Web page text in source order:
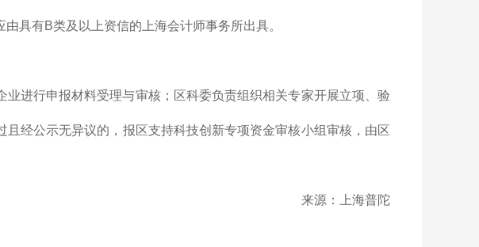
具有B类及以上资信的上海会计师事务所出具。
进行申报材料受理与审核；区科委负责组织相关专家开展立项、验
经公示无异议的，报区支持科技创新专项资金审核小组审核，由区
来源：上海普陀